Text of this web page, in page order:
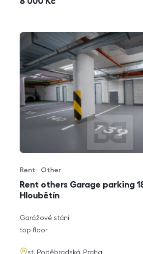
Rent others Garage parking
Hloubětín
Offer type
Rent
Property type
Other
rozměry
disposition
Garážové stání
funkce
top floor
adresa
st. Poděbradská, Praha